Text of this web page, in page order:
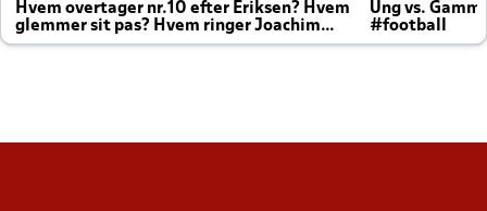
Hvem overtager nr.10 efter Eriksen? Hvem
glemmer sit pas? Hvem ringer Joachim
altid til efter kampe?
Ung vs.
#football